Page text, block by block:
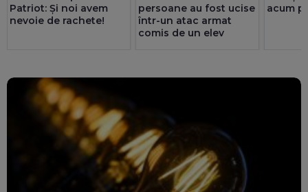
Patriot: Și noi avem
nevoie de rachete!
persoane au fost ucise
într-un atac armat
comis de un elev
acum